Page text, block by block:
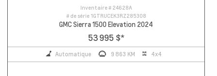
Inventaire # 24628A
# de série 1GTRUCEK3RZ285308
GMC Sierra 1500 Elevation 2024
53 995 $*
Automatique 9 863 KM 4x4